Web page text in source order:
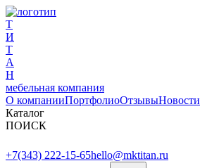
Т
И
Т
А
Н
мебельная компания
О компанииПортфолиоОтзывыНовости
Каталог
ПОИСК
+7(343) 222-15-65hello@mktitan.ru